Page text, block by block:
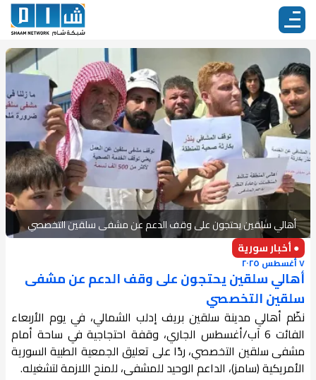
أهالي سلقين يحتجون على وقف الدعم عن مشفى سلقين التخصصي
● أخبار سورية
٧ أغسطس ٢٠٢٥
أهالي سلقين يحتجون على وقف الدعم عن مشفى
سلقين التخصصي
نظّم أهالي مدينة سلقين بريف إدلب الشمالي، في يوم الأربعاء
الفائت 6 آب/أغسطس الجاري، وقفة احتجاجية في ساحة أمام
مشفى سلقين التخصصي، ردًا على تعليق الجمعية الطبية السورية
الأمريكية (سامز)، الداعم الوحيد للمشفى، للمنح اللازمة لتشغيله.